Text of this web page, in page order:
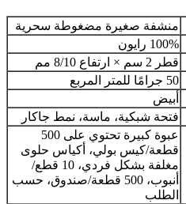
منشفة صغيرة مضغوطة سحرية
100% رايون
قطر 2 سم × ارتفاع 8/10 مم
50 جرامًا للمتر المربع
أبيض
فتحة شبكية، ماسة، نمط جاكار
عبوة كبيرة تحتوي على 500
قطعة/كيس بولي، أكياس حلوى
مغلفة بشكل فردي، 10 قطع/
أنبوب، 500 قطعة/صندوق، حسب
الطلب